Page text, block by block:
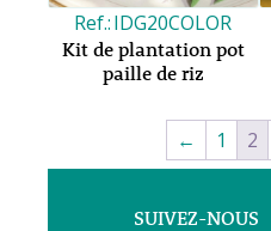
SUIVEZ-NOUS
IDG20COLOR
Kit de plantation pot
paille de riz
← 1 2